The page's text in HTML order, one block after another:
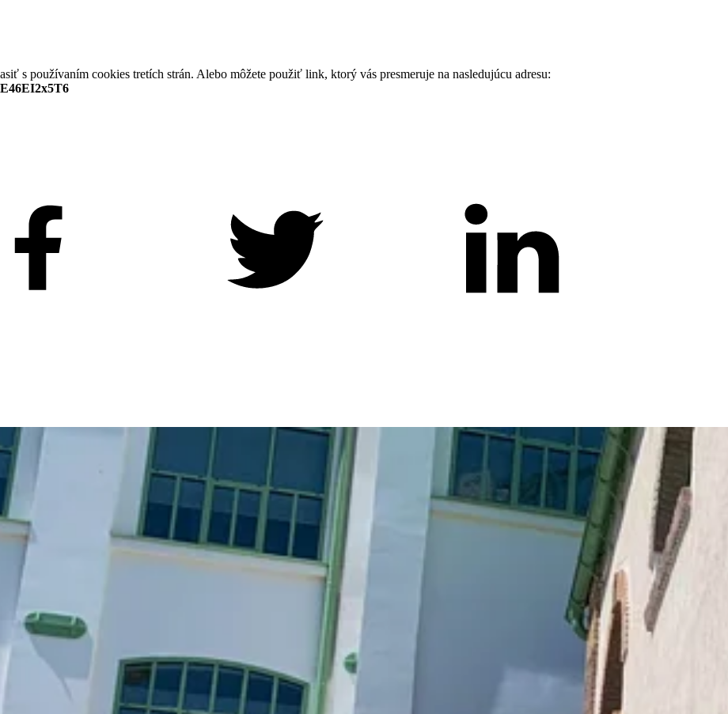
s používaním cookies tretích strán. Alebo môžete použiť link, ktorý vás presmeruje na nasledujúcu adresu: